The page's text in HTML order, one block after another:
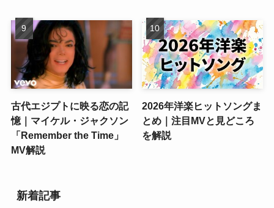
古代エジプトに映る恋の記
憶｜マイケル・ジャクソン
「Remember the Time」
MV解説
2026年洋楽ヒットソングま
とめ｜注目MVと見どころ
を解説
新着記事